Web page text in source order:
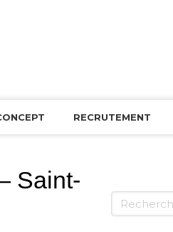
RECRUTEMENT
Saint-
Rechercher